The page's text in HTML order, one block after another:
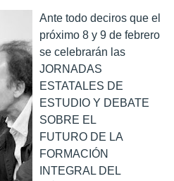
Ante todo deciros que el
próximo 8 y 9 de febrero
se celebrarán las
JORNADAS
ESTATALES DE
ESTUDIO Y DEBATE
SOBRE EL
FUTURO DE LA
FORMACIÓN
INTEGRAL DEL